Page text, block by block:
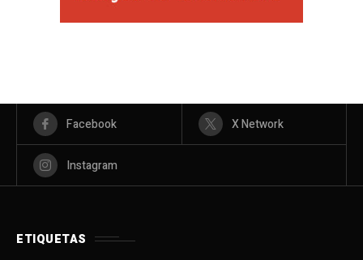
Facebook X Network
Instagram
ETIQUETAS